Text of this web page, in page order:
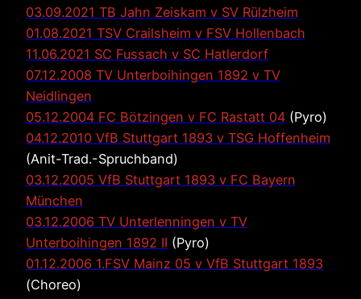
03.09.2021 TB Jahn Zeiskam v SV Rülzheim
01.08.2021 TSV Crailsheim v FSV Hollenbach
11.06.2021 SC Fussach v SC Hatlerdorf
07.12.2008 TV Unterboihingen 1892 v TV
Neidlingen
05.12.2004 FC Bötzingen v FC Rastatt 04 (Pyro)
04.12.2010 VfB Stuttgart 1893 v TSG Hoffenheim
(Anit-Trad.-Spruchband)
03.12.2005 VfB Stuttgart 1893 v FC Bayern
München
03.12.2006 TV Unterlenningen v TV
Unterboihingen 1892 II (Pyro)
01.12.2006 1.FSV Mainz 05 v VfB Stuttgart 1893
(Choreo)